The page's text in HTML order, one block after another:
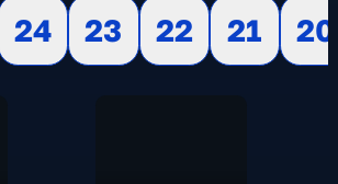
24 23 22 21
20